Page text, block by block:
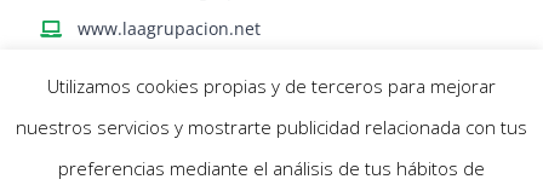
www.laagrupacion.net
Utilizamos cookies propias y de terceros para mejorar
nuestros servicios y mostrarte publicidad relacionada con tus
preferencias mediante el análisis de tus hábitos de